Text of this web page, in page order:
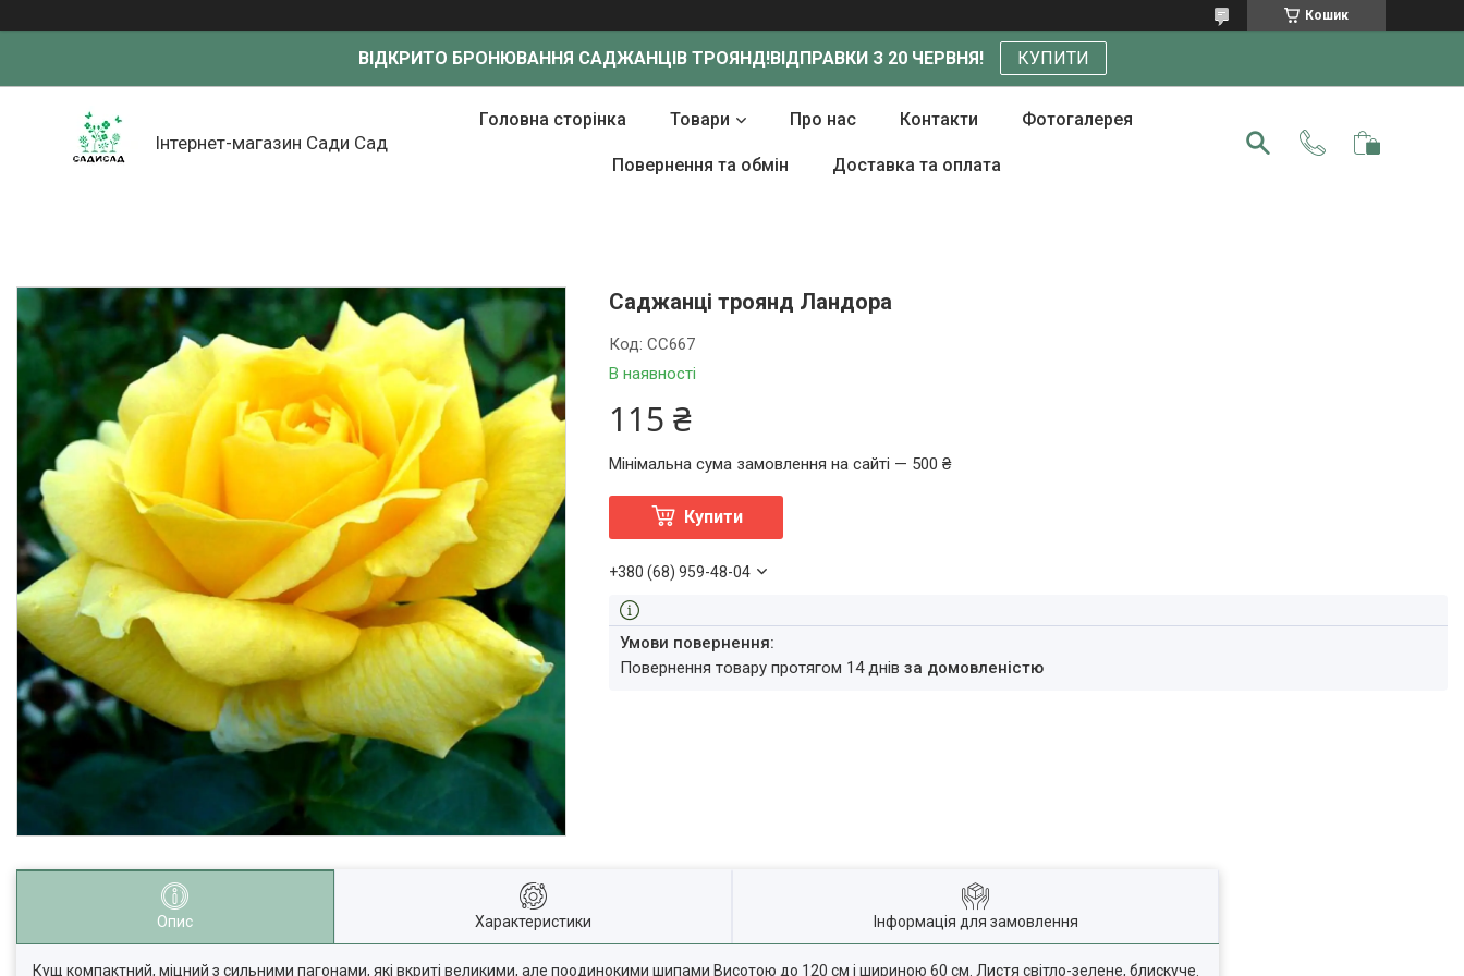
Кошик
ВІДКРИТО БРОНЮВАННЯ САДЖАНЦІВ ТРОЯНД!ВІДПРАВКИ З 20 ЧЕРВНЯ! КУПИТИ
Інтернет-магазин Сади Сад
Головна сторінка Товари Про нас Контакти Фотогалерея
Повернення та обмін Доставка та оплата
Саджанці троянд Ландора
В наявності
Код:СС667
115 ₴
Мінімальна сума замовлення на сайті — 500 ₴
Купити
+380 (68) 959-48-04
повернення товару протягом 14 днівза домовленістю
Опис Характеристики Інформація для замовлення
Кущ компактний, міцний з сильними пагонами, які вкриті великими, але поодинокими шипами Висотою до 120 см і шириною 60 см. Листя світло-зелене, блискуче.